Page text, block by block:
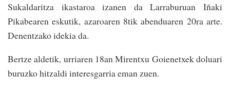
Sukaldaritza ikastaroa izanen da Larraburuan Iñaki
Pikabearen eskutik, azaroaren 8tik abenduaren 20ra arte.
Denentzako idekia da.
Bertze aldetik, urriaren 18an Mirentxu Goienetxek doluari
buruzko hitzaldi interesgarria eman zuen.